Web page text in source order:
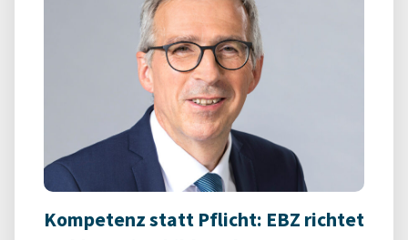
Kompetenz statt Pflicht: EBZ richtet